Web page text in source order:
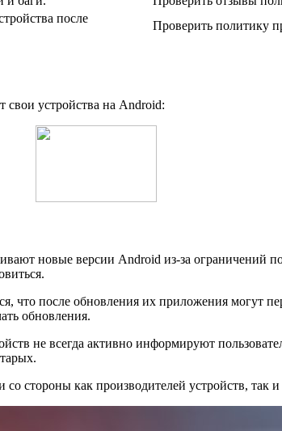
после
Проверить политику
свои устройства на Android:
новые версии Android из-за ограничений
что после обновления их приложения могут
обновления.
не всегда активно информируют
стороны как производителей устройств, так